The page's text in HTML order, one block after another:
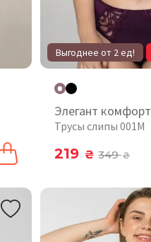
Выгоднее от 2 ед!
Элегант комфорт
Трусы слипы 001М
219 ₴ 349₴